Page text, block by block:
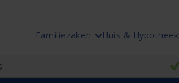
Familiezaken Huis & Hypotheek